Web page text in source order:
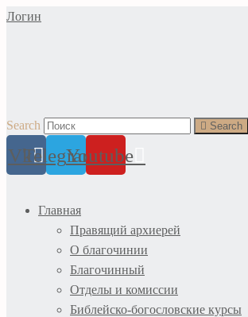
Перейти
Логин
Search Search
VkTelegramYoutube
Главная
Правящий архиерей
О благочинии
Благочинный
Отделы и комиссии
Библейско-богословские курсы